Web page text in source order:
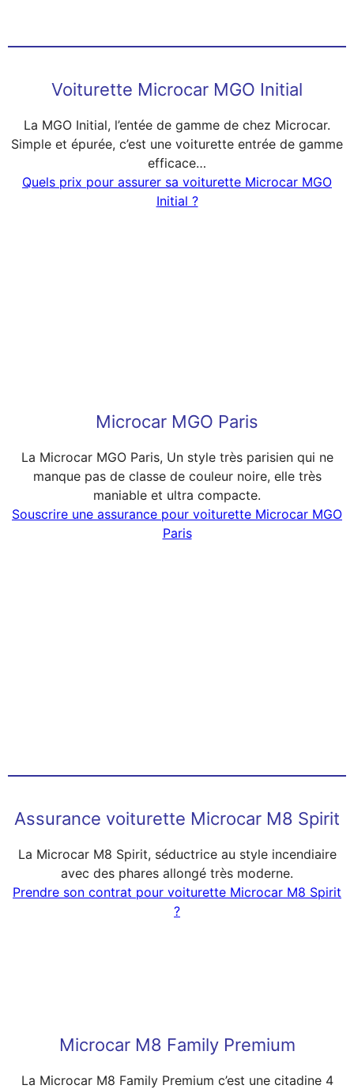
Voiturette Microcar MGO Initial
La MGO Initial, l’entée de gamme de chez Microcar.
Simple et épurée, c’est une voiturette entrée de gamme
efficace…
Quels prix pour assurer sa voiturette Microcar MGO
Initial ?
Microcar MGO Paris
La Microcar MGO Paris, Un style très parisien qui ne
manque pas de classe de couleur noire, elle très
maniable et ultra compacte.
Souscrire une assurance pour voiturette Microcar MGO
Paris
Assurance voiturette Microcar M8 Spirit
La Microcar M8 Spirit, séductrice au style incendiaire
avec des phares allongé très moderne.
Prendre son contrat pour voiturette Microcar M8 Spirit
?
Microcar M8 Family Premium
La Microcar M8 Family Premium c’est une citadine 4